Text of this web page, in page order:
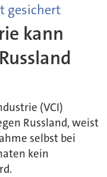
gesichert
kann
(VCI)
Russland, weist
selbst bei
kein